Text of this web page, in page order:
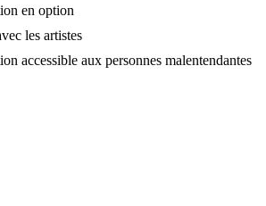
en option
les artistes
accessible aux personnes malentendantes